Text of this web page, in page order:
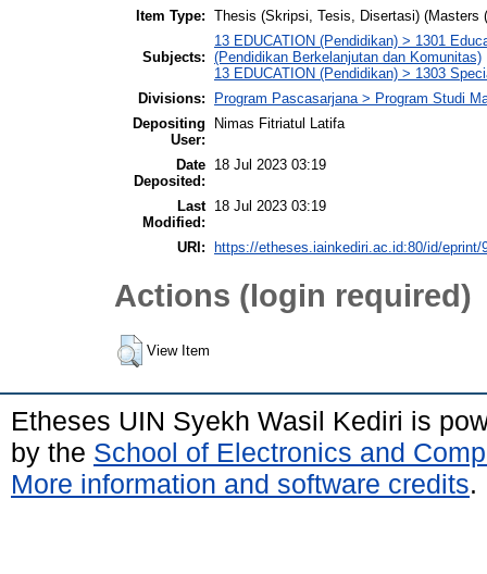
Item Type: Thesis (Skripsi, Tesis, Disertasi) (Masters
Subjects:
13 EDUCATION (Pendidikan) > 1301
(Pendidikan Berkelanjutan dan Komunitas)
13 EDUCATION (Pendidikan) > 1303
Divisions:
Program Pascasarjana > Program Studi
Depositing
User:
Nimas Fitriatul Latifa
Date
Deposited:
18 Jul 2023 03:19
Last
Modified:
18 Jul 2023 03:19
URI: https://etheses.iainkediri.ac.id:80/id/eprint/
Actions (login required)
View Item
Etheses UIN Syekh Wasil Kediri is
by the School of Electronics and
More information and software credits.